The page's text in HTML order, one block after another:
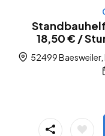
18,50 € /
52499